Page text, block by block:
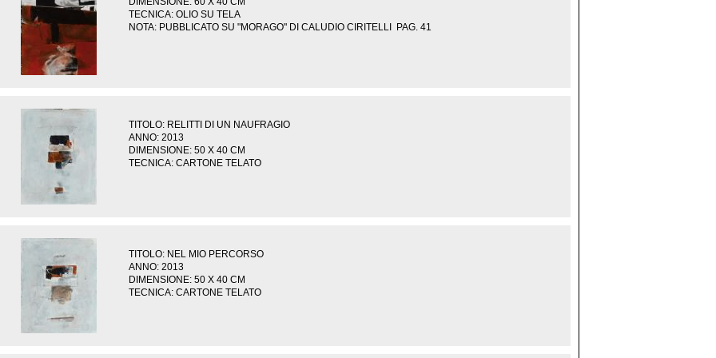
TECNICA: OLIO SU TELA
NOTA: PUBBLICATO SU "MORAGO" DI CALUDIO CIRITELLI PAG. 41
TITOLO: RELITTI DI UN NAUFRAGIO
ANNO: 2013
DIMENSIONE: 50 X 40 CM
TECNICA: CARTONE TELATO
TITOLO: NEL MIO PERCORSO
ANNO: 2013
DIMENSIONE: 50 X 40 CM
TECNICA: CARTONE TELATO